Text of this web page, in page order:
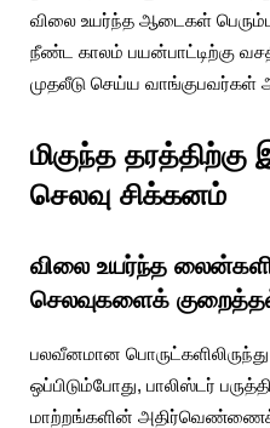
விலை உயர்ந்த ஆடைகள்
நீண்ட காலம் பயன்பாட்டிற்கு
முதலீடு செய்ய வாங்குபவர்கள்
மிகுந்த
செலவு சிக்கனம்
விலை உயர்ந்த
செலவுகளைக்
பலவீனமான
ஒப்பிடும்போது, பாலிஸ்டர்
மாற்றங்களின் அதிர்வெண்ணைக்